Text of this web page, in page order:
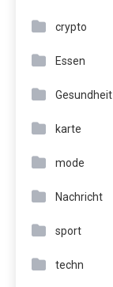
crypto
Essen
Gesundheit
karte
mode
Nachricht
sport
techn